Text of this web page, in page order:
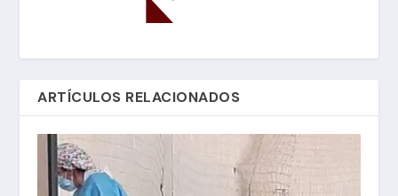
ARTÍCULOS RELACIONADOS